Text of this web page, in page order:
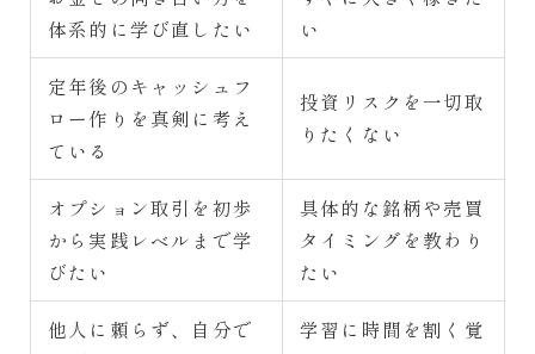
体系的に学び直したい
い
定年後のキャッシュフ
ロー作りを真剣に考え
ている
投資リスクを一切取
りたくない
オプション取引を初歩
から実践レベルまで学
びたい
具体的な銘柄や売買
タイミングを教わり
たい
他人に頼らず、自分で
学習に時間を割く覚